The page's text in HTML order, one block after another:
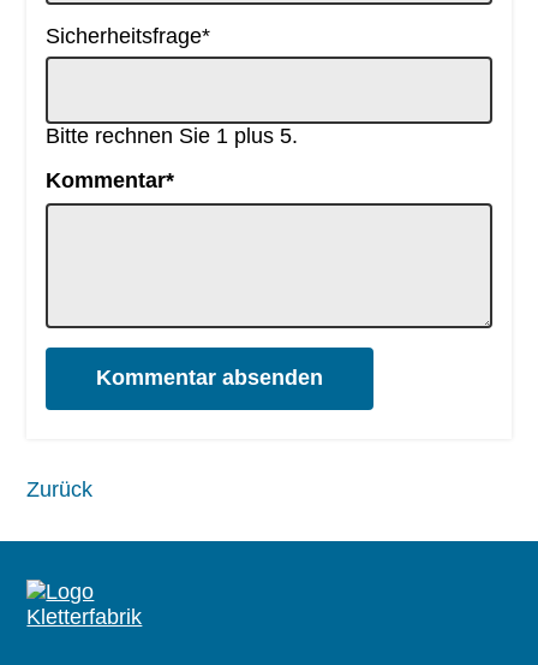
Pflichtfeld
Sicherheitsfrage*
Bitte rechnen Sie 1 plus 5.
Pflichtfeld
Kommentar*
Kommentar absenden
Zurück